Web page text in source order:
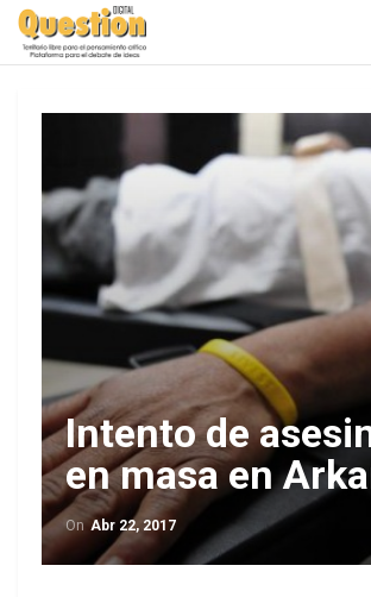
Intento de
en masa en
OnAbr 22, 2017